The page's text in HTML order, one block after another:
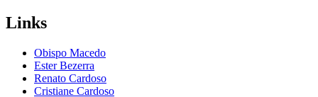
Links
Obispo Macedo
Ester Bezerra
Renato Cardoso
Cristiane Cardoso